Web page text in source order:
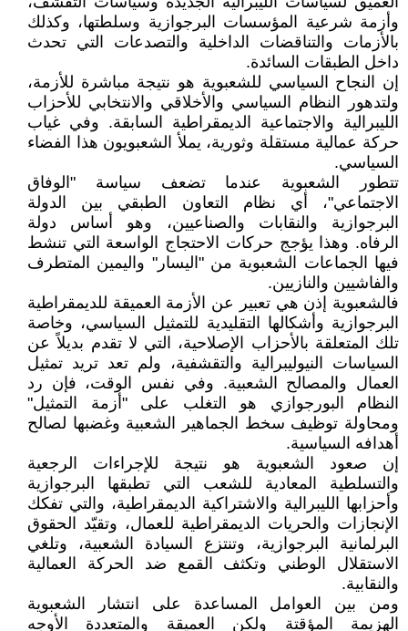
وأزمة شرعية المؤسسات البرجوازية وسلطتها، وكذلك
بالأزمات والتناقضات الداخلية والتصدعات التي تحدث
داخل الطبقات السائدة.
إن النجاح السياسي للشعبوية هو نتيجة مباشرة للأزمة،
ولتدهور النظام السياسي والأخلاقي والانتخابي للأحزاب
الليبرالية والاجتماعية الديمقراطية السابقة. وفي غياب
حركة عمالية مستقلة وثورية، يملأ الشعبويون هذا الفضاء
السياسي.
تتطور الشعبوية عندما تضعف سياسة "الوفاق
الاجتماعي"، أي نظام التعاون الطبقي بين الدولة
البرجوازية والنقابات والصناعيين، وهو أساس دولة
الرفاه. وهذا يؤجج حركات الاحتجاج الواسعة التي تنشط
فيها الجماعات الشعبوية من "اليسار" واليمين المتطرف
والفاشيين والنازيين.
فالشعبوية إذن هي تعبير عن الأزمة العميقة للديمقراطية
البرجوازية وأشكالها التقليدية للتمثيل السياسي، وخاصة
تلك المتعلقة بالأحزاب الإصلاحية، التي لا تقدم بديلاً عن
السياسات النيوليبرالية والتقشفية، ولم تعد تريد تمثيل
العمال والمصالح الشعبية. وفي نفس الوقت، فإن رد
النظام البورجوازي هو التغلب على "أزمة التمثيل"
ومحاولة توظيف سخط الجماهير الشعبية وغضبها لصالح
أهدافه السياسية.
إن صعود الشعبوية هو نتيجة للإجراءات الرجعية
والتسلطية المعادية للشعب التي تطبقها البرجوازية
وأحزابها الليبرالية والاشتراكية الديمقراطية، والتي تفكك
الإنجازات والحريات الديمقراطية للعمال، وتقيّد الحقوق
البرلمانية البرجوازية، وتنتزع السيادة الشعبية، وتلغي
الاستقلال الوطني وتكثف القمع ضد الحركة العمالية
والنقابية.
ومن بين العوامل المساعدة على انتشار الشعبوية
الهزيمة المؤقتة ولكن العميقة والمتعددة الأوجه